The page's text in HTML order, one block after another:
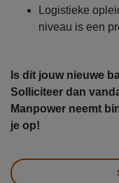
Logistieke
niveau is een
Is dit jouw nieuwe
Solliciteer dan
Manpower neemt
je op!